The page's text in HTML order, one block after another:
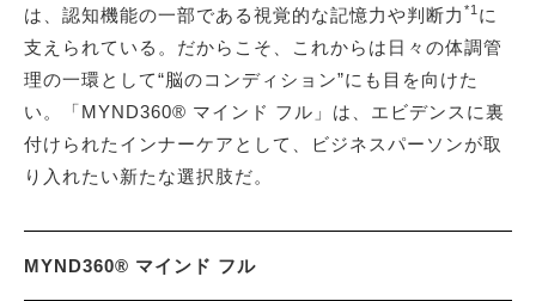
は、認知機能の一部である視覚的な記憶力や判断力 *1 に
支えられている。だからこそ、これからは日々の体調管
理の一環として“脳のコンディション”にも目を向けた
い。「MYND360® マインド フル」は、エビデンスに裏
付けられたインナーケアとして、ビジネスパーソンが取
り入れたい新たな選択肢だ。
MYND360® マインド フル